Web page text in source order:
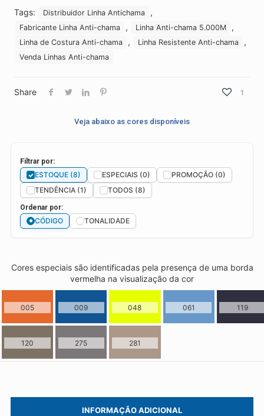
Tags: Distribuidor Linha Antichama ,
Fabricante Linha Anti-chama , Linha Anti-chama 5.000M ,
Linha de Costura Anti-chama , Linha Resistente Anti-chama ,
Venda Linhas Anti-chama
Share 1
Veja abaixo as cores disponíveis
Filtrar por:
ESTOQUE (8) ESPECIAIS (0)
PROMOÇÃO (0)
TENDÊNCIA (1)
TODOS (8)
Ordenar por:
CÓDIGO TONALIDADE
Cores especiais são identificadas pela presença de uma borda
vermelha na visualização da cor
005 009 048 061 119
120 275 281
INFORMAÇÃO ADICIONAL